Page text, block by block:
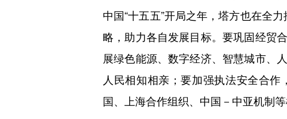
中国“十五五”开局之年，塔方也在全
略，助力各自发展目标。要巩固经贸
展绿色能源、数字经济、智慧城市、
人民相知相亲；要加强执法安全合
国、上海合作组织、中国－中亚机制